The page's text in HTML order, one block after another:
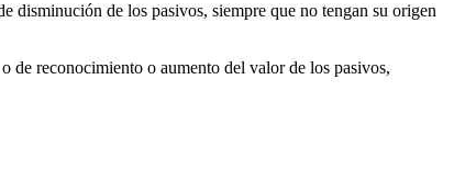
disminución de los pasivos, siempre que no tengan su origen
de reconocimiento o aumento del valor de los pasivos,